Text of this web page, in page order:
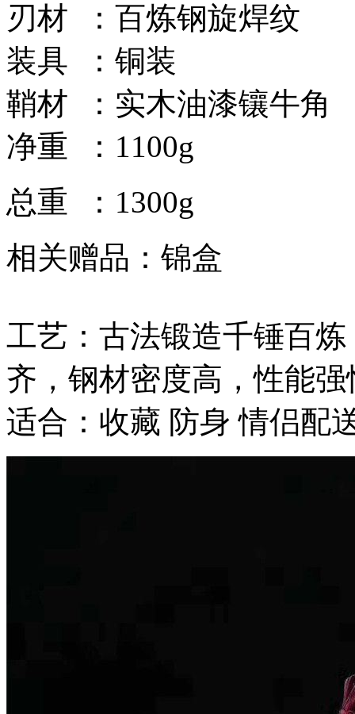
刃材 ：百炼钢旋焊纹
装具 ：铜装
鞘材 ：实木油漆镶牛角
净重 ：1100g
总重 ：1300g
相关赠品：锦盒
工艺：古法锻造千锤百
齐，钢材密度高，性能强
适合：收藏 防身 情侣配